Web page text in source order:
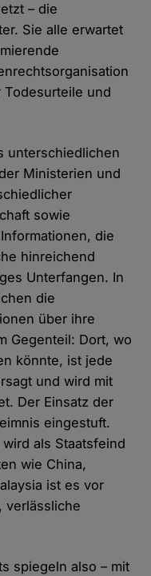
– die
Sie alle erwartet
und
unterschiedlichen
Ministerien und
sowie
die
hinreichend
Unterfangen. In
die
über ihre
Gegenteil: Dort, wo
könnte, ist jede
und wird mit
Der Einsatz der
eingestuft.
als Staatsfeind
wie China,
ist es vor
verlässliche
spiegeln also – mit